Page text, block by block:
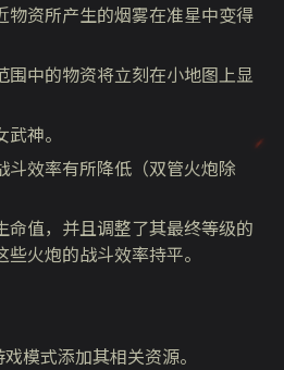
物资所产生的烟雾在准星中变得
围中的物资将立刻在小地图上显
神。
斗效率有所降低（双管火炮除
命值，并且调整了其最终等级的
火炮的战斗效率持平。
模式添加其相关资源。